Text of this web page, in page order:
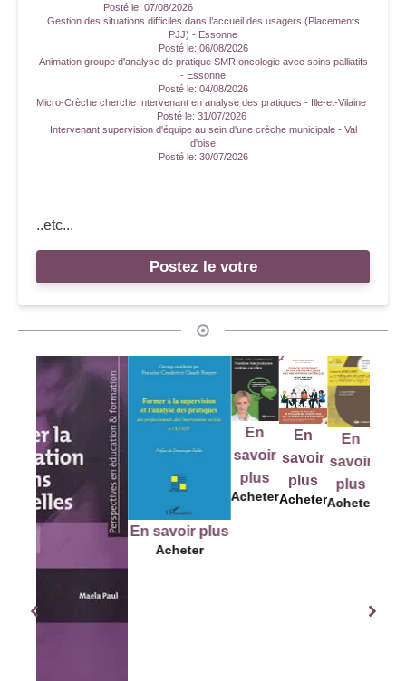
Posté le: 07/08/2026
Gestion des situations difficiles dans l’accueil des usagers (Placements
PJJ) - Essonne
Posté le: 06/08/2026
Animation groupe d'analyse de pratique SMR oncologie avec soins palliatifs
- Essonne
Posté le: 04/08/2026
Micro-Crèche cherche Intervenant en analyse des pratiques - Ille-et-Vilaine
Posté le: 31/07/2026
Intervenant supervision d'équipe au sein d'une crèche municipale - Val
d'oise
Posté le: 30/07/2026
..etc...
Postez le votre
En savoir plus
savoir
Acheter
En
savoir
plus
Acheter
En
savoir
plus
Acheter
En
savoir
plus
Acheter